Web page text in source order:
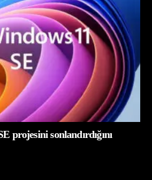
projesini sonlandırdığını